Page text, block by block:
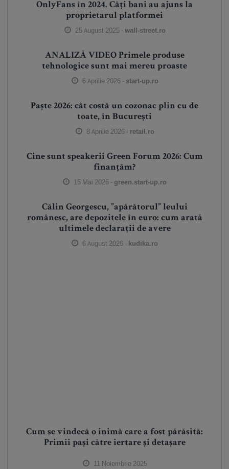
OnlyFans în 2024. Câți bani au ajuns la
proprietarul platformei
25 August 2025 -wall-street.ro
ANALIZĂ VIDEO Primele produse
tehnologice sunt mai mereu proaste
6 Aprilie 2026 - start-up.ro
Paște 2026: cât costă un cozonac plin cu de
toate, în București
8 Aprilie 2026 - retail.ro
Cine sunt speakerii Green Forum 2026: Cum
finanțăm?
15 Mai 2026 - green.start-up.ro
Călin Georgescu, ”apărătorul” leului
românesc, are depozitele în euro: cum arată
ultimele declarații de avere
6 August 2026 - kudika.ro
Cum se vindecă o inimă care a fost părăsită:
Primii pași către iertare și detașare
11 Noiembrie 2025